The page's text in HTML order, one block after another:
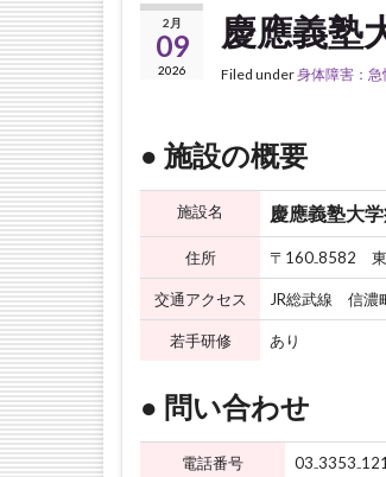
2月
09
2026
慶應義塾
Filed under身体障害：
● 施設の概要
施設名 慶應義塾大
住所 〒160₋8582 東
交通アクセス JR総武線 信
若手研修 あり
● 問い合わせ
電話番号